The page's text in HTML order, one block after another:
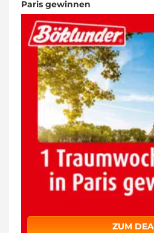
Paris gewinnen
ZUM